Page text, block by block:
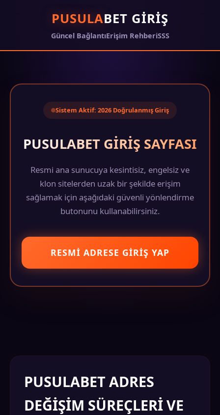
PUSULABET GIRIŞ
Güncel BağlantıErişim RehberiSSS
Sistem Aktif: 2026 Doğrulanmış Giriş
PUSULABET GIRIŞ SAYFASI
Resmi ana sunucuya kesintisiz, engelsiz ve
klon sitelerden uzak bir şekilde erişim
sağlamak için aşağıdaki güvenli yönlendirme
butonunu kullanabilirsiniz.
RESMI ADRESE GIRIŞ YAP
PUSULABET ADRES
DEĞIŞIM SÜREÇLERI VE